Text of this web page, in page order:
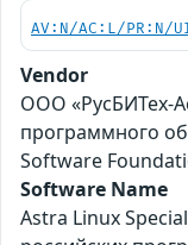
AV:N/AC:L/PR:N/
Vendor
ООО «РусБИТех-
программного
Software
Software Name
Astra Linux